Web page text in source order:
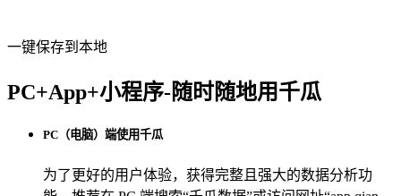
一键保存到本地
PC+App+小程序-随时随地用千瓜
PC（电脑）端使用千瓜
为了更好的用户体验，获得完整且强大的数据分析功